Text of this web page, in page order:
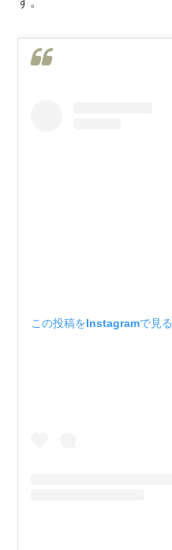
この投稿をInstagramで見る